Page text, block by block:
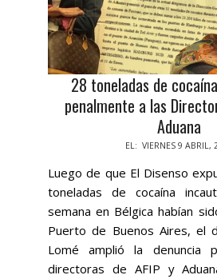
28 toneladas de
penalmente a las
Aduana
EL: VIERNES 9 ABRIL,
Luego de que El Disenso
toneladas de cocaína
semana en Bélgica habían
Puerto de Buenos Aires, el
Lomé amplió la denuncia
directoras de AFIP y